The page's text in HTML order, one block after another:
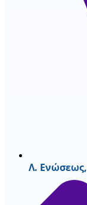
Λ. Ενώσεως,